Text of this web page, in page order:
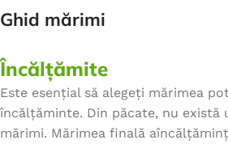
Ghid mărimi
Încălțămite
Este esențial să alegeți mărimea
încălțăminte. Din păcate, nu există
mărimi. Mărimea finală